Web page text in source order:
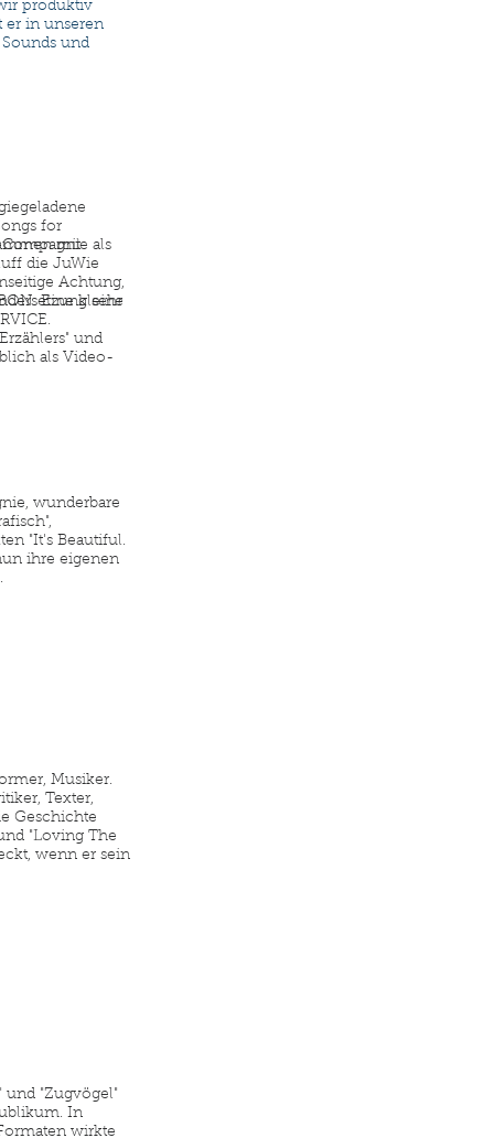
produktiv
er in unseren
und
als
Eine kleine
und
als Video-
for
mit
die JuWie
Achtung,
sehr
wunderbare
"It's Beautiful.
ihre eigenen
Musiker.
Texter,
Geschichte
"Loving The
wenn er sein
und "Zugvögel"
In
wirkte